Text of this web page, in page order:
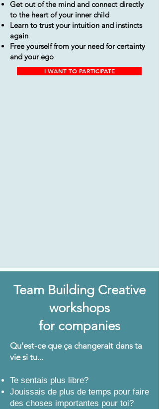
Get out of the mind and connect directly
to the heart of your inner child
Learn to trust your intuition and instincts
again
Free yourself from your need for certainty
and your ego
I WANT TO PARTICIPATE
Team Building Creative
workshops
for companies
Qu'est-ce que ça changerait dans ta
vie si tu...
Te sentais plus libre?
Jouissais de plus de temps pour faire
des choses importantes pour toi?